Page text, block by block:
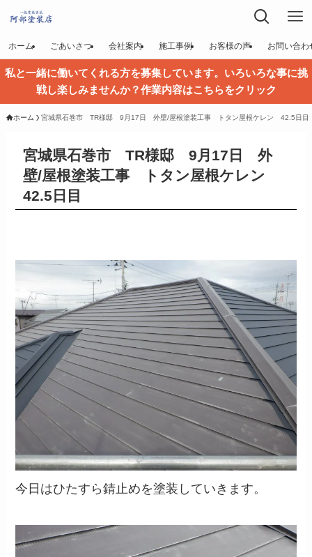
ホーム ごあいさつ 会社案内 施工事例 お客様の声 お問い合わ
私と一緒に働いてくれる方を募集しています。いろいろな事に挑
戦し楽しみませんか？作業内容はこちらをクリック
ホーム 宮城県石巻市 TR様邸 9月17日 外壁/屋根塗装工事 トタン屋根ケレン 42.5日目
宮城県石巻市 TR様邸 9月17日 外
壁/屋根塗装工事 トタン屋根ケレン
42.5日目
今日はひたすら錆止めを塗装していきます。